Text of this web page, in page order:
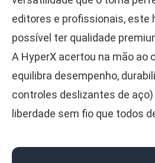
editores e profissionais, este
possível ter qualidade
A HyperX acertou na mão ao
equilibra desempenho,
controles deslizantes de aço)
liberdade sem fio que todos